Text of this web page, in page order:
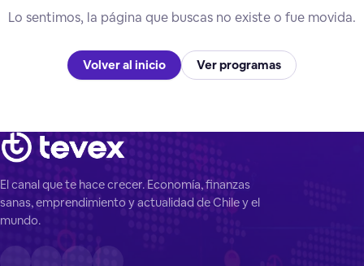
Lo sentimos, la página que buscas no existe o fue movida.
Volver al inicio Ver programas
El canal que te hace crecer. Economía, finanzas
sanas, emprendimiento y actualidad de Chile y el
mundo.